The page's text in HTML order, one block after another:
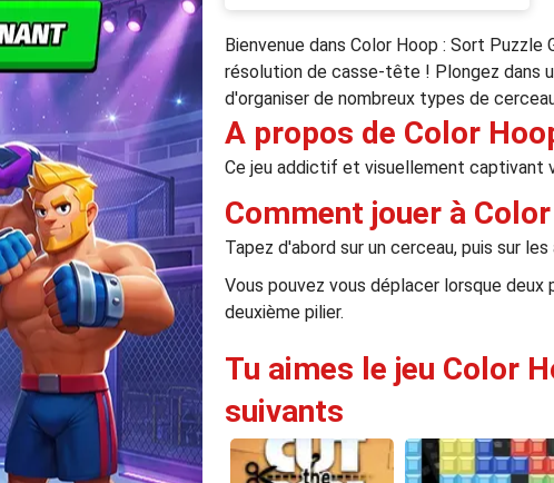
Bienvenue dans Color Hoop : Sort
résolution de casse-tête ! Plongez dans
d'organiser de nombreux types de
A propos de Color
Ce jeu addictif et visuellement captivant
Comment jouer à
Tapez d'abord sur un cerceau, puis sur
Vous pouvez vous déplacer lorsque
deuxième pilier.
Tu aimes le jeu Color
suivants